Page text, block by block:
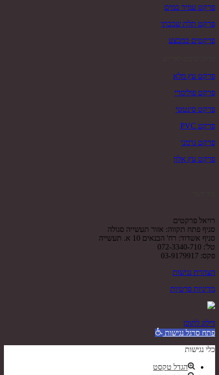
פרקט עמיד במים
פרקט תלת שכבתי
פרקטים במבצע
פרקט עץ מלא
פרקט פולימרי
פרקט סינטטי
פרקט PVC
פרקט גרמני
פרקט עץ אלון
רויאל פרקטים
סניף פתח תקווה: אזור תעשייה סגולה
סניף אשדוד: רח' הבנאים 10 א. תעשייה
טל': 072-3340-710
פקס: 03-9179917
הצהרת נגישות
מדיניות פרטיות
דילוג לתוכן
פתח סרגל נגישות
כלי נגישות
הגדל טקסט